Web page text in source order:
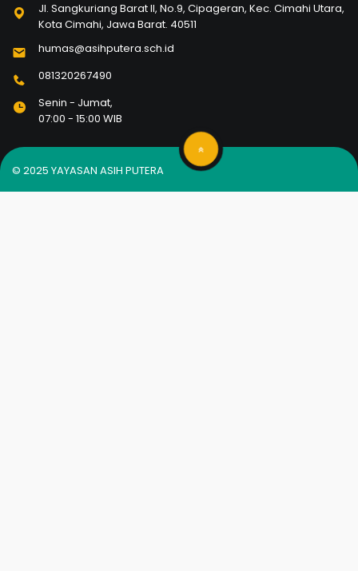
Jl. Sangkuriang Barat II, No.9, Cipageran, Kec. Cimahi Utara,
Kota Cimahi, Jawa Barat. 40511
humas@asihputera.sch.id
081320267490
Senin - Jumat,
07:00 - 15:00 WIB
© 2025 YAYASAN ASIH PUTERA